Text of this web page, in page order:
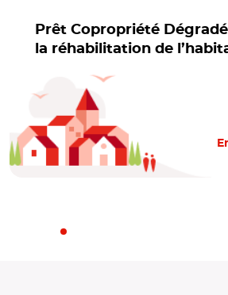
Prêt Copropriété
la réhabilitation de